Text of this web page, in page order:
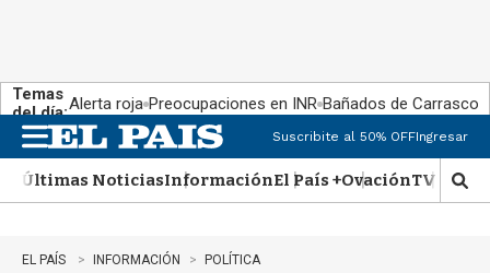
Temas
del día:Alerta roja Preocupaciones en INR Bañados de Carrasco
n
u
Suscribite al 50% OFFIngresar
Últimas NoticiasInformaciónEl País +OvaciónTV Show
M
o
EL PAÍS INFORMACIÓN POLÍTICA